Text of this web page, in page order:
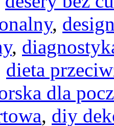
,
,
dieta
dla
, diy